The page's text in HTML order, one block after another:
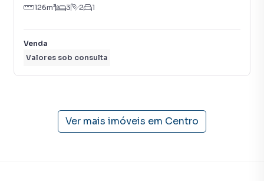
126m² 3 2 1
Venda
Valores sob consulta
Ver mais imóveis em Centro